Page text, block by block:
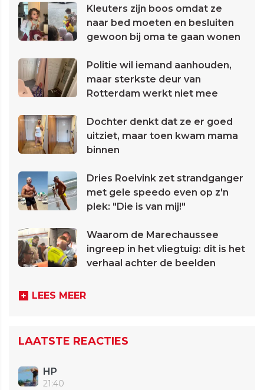
Kleuters zijn boos omdat ze
naar bed moeten en besluiten
gewoon bij oma te gaan wonen
Politie wil iemand aanhouden,
maar sterkste deur van
Rotterdam werkt niet mee
Dochter denkt dat ze er goed
uitziet, maar toen kwam mama
binnen
Dries Roelvink zet strandganger
met gele speedo even op z'n
plek: "Die is van mij!"
Waarom de Marechaussee
ingreep in het vliegtuig: dit is het
verhaal achter de beelden
LEES MEER
LAATSTE REACTIES
HP
21:40